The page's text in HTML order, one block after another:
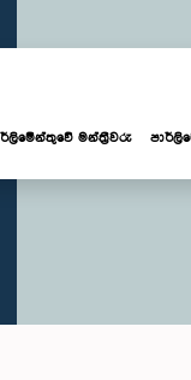
මන්ත්‍රීවරු